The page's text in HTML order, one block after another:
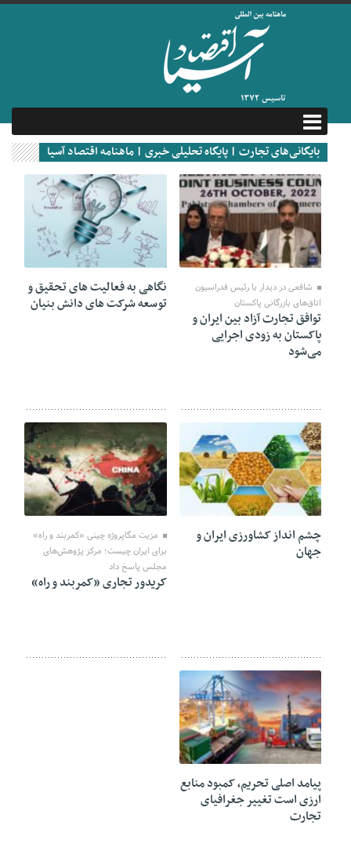
بایگانی‌های تجارت | پایگاه تحلیلی خبری | ماهنامه اقتصاد آسیا
29 اکتبر 2022
شافعی در دیدار با رئیس فدراسیون
اتاق‌های بازرگانی پاکستان
توافق تجارت آزاد بین ایران و
پاکستان به زودی اجرایی
می‌شود
21 جولای 2022
نگاهی به فعالیت های تحقیق و
توسعه شرکت های دانش بنیان
12 فوریه 2022
چشم انداز کشاورزی ایران و
جهان
01 نوامبر 2021
مزیت مگاپروژه چینی «کمربند و راه»
برای ایران چیست؛ مرکز پژوهش‌های
مجلس پاسخ داد
کریدور تجاری «کمربند و راه»
15 ژوئن 2020
پیامد اصلی تحریم، کمبود منابع
ارزی است تغییر جغرافیای
تجارت